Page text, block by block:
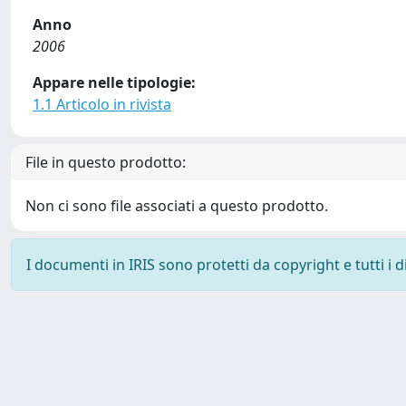
Anno
2006
Appare nelle tipologie:
1.1 Articolo in rivista
File in questo prodotto:
Non ci sono file associati a questo prodotto.
I documenti in IRIS sono protetti da copyright e tutti i